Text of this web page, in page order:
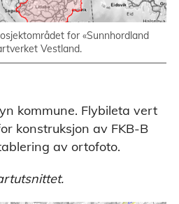
for «Sunnhordland
Vestland.
kommune. Flybileta vert
konstruksjon av FKB-B
av ortofoto.